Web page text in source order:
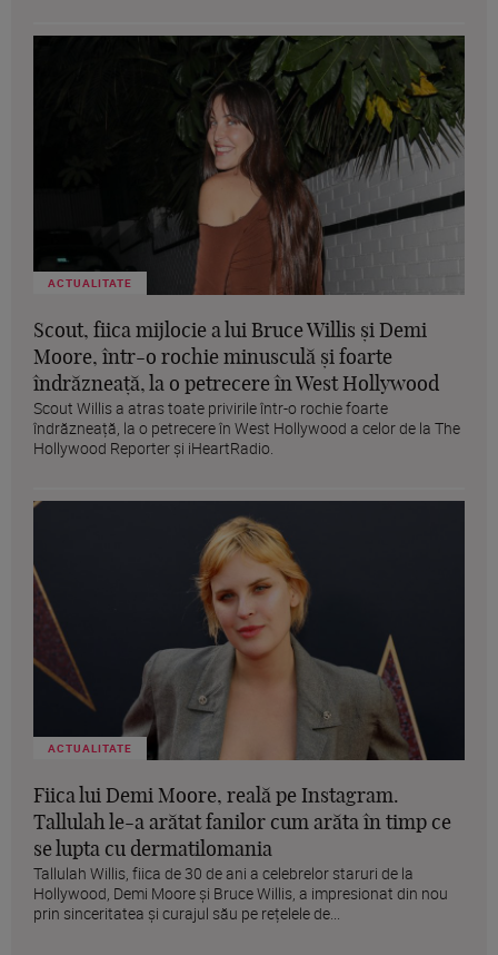
ACTUALITATE
Scout, fiica mijlocie a lui Bruce Willis și Demi
Moore, într-o rochie minusculă și foarte
îndrăzneață, la o petrecere în West Hollywood
Scout Willis a atras toate privirile într-o rochie foarte
îndrăzneață, la o petrecere în West Hollywood a celor de la The
Hollywood Reporter și iHeartRadio.
ACTUALITATE
Fiica lui Demi Moore, reală pe Instagram.
Tallulah le-a arătat fanilor cum arăta în timp ce
se lupta cu dermatilomania
Tallulah Willis, fiica de 30 de ani a celebrelor staruri de la
Hollywood, Demi Moore și Bruce Willis, a impresionat din nou
prin sinceritatea și curajul său pe rețelele de...